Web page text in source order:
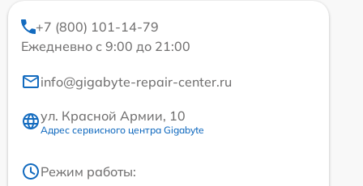
+7 (800) 101-14-79
Ежедневно с 9:00 до 21:00
info@gigabyte-repair-center.ru
ул. Красной Армии, 10
Адрес сервисного центра Gigabyte
Режим работы: